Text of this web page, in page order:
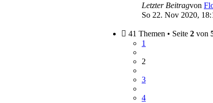
Letzter Beitragvon
So 22. Nov 2020,
41 Themen • Seite 2 von
1
2
3
4